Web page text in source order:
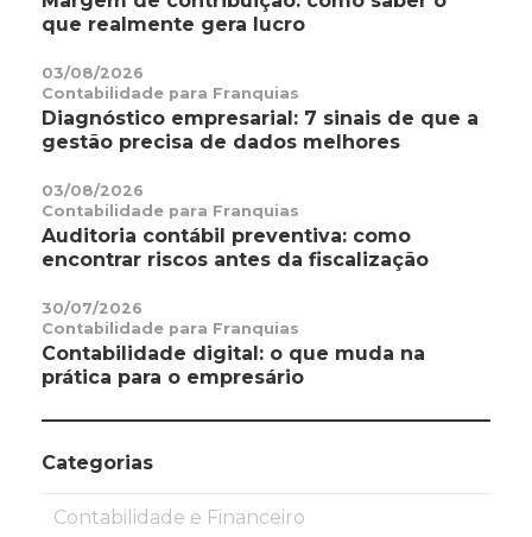
que realmente gera lucro
03/08/2026
Contabilidade para Franquias
Diagnóstico empresarial: 7 sinais de que a
gestão precisa de dados melhores
03/08/2026
Contabilidade para Franquias
Auditoria contábil preventiva: como
encontrar riscos antes da fiscalização
30/07/2026
Contabilidade para Franquias
Contabilidade digital: o que muda na
prática para o empresário
Categorias
Contabilidade e Financeiro